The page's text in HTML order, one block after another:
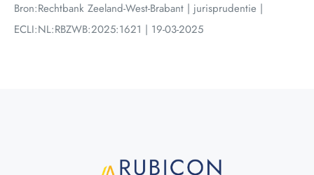
Bron:Rechtbank Zeeland-West-Brabant | jurisprudentie |
ECLI:NL:RBZWB:2025:1621 | 19-03-2025